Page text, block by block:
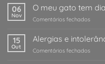
meu
cão
/
coisa
06
Nov
O meu gato tem
Comentários fechadosem
meu
gato
tem
15
Out
Alergias e
Comentários fechadosem